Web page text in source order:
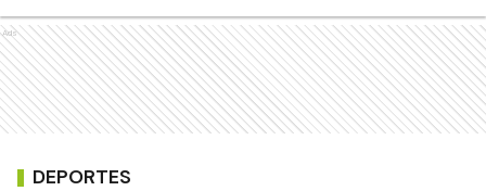
Ads
DEPORTES